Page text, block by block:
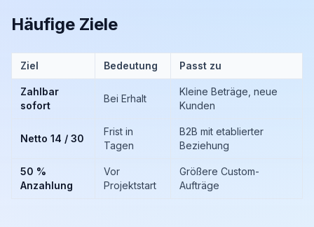
Häufige Ziele
Ziel Bedeutung Passt zu
Zahlbar
sofort
Bei Erhalt
Kleine Beträge, neue
Kunden
Netto 14 / 30
Frist in
Tagen
B2B mit etablierter
Beziehung
50 %
Anzahlung
Vor
Projektstart
Größere Custom-
Aufträge